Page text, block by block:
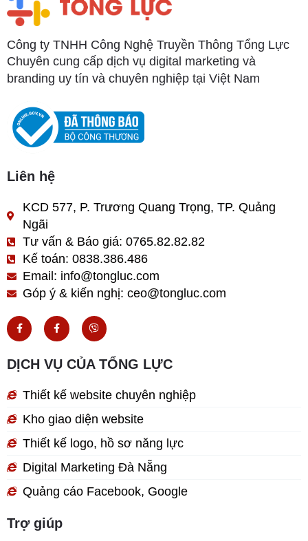
Công ty TNHH Công Nghệ Truyền Thông Tổng Lực
Chuyên cung cấp dịch vụ digital marketing và
branding uy tín và chuyên nghiệp tại Việt Nam
Liên hệ
KCD 577, P. Trương Quang Trọng, TP. Quảng
Ngãi
Tư vấn & Báo giá: 0765.82.82.82
Kế toán: 0838.386.486
Email: info@tongluc.com
Góp ý & kiến nghị: ceo@tongluc.com
F
a
c
b
o
F
a
c
b
o
-
V
i
b
r
DỊCH VỤ CỦA TỔNG LỰC
Thiết kế website chuyên nghiệp
Kho giao diện website
Thiết kế logo, hồ sơ năng lực
Digital Marketing Đà Nẵng
Quảng cáo Facebook, Google
Trợ giúp